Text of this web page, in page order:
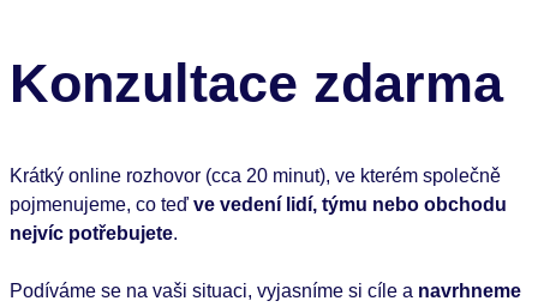
Konzultace zdarma
Krátký online rozhovor (cca 20 minut), ve kterém společně
pojmenujeme, co teď ve vedení lidí, týmu nebo obchodu
nejvíc potřebujete.
Podíváme se na vaši situaci, vyjasníme si cíle a navrhneme